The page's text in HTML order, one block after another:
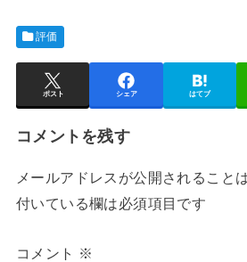
評価
ポスト シェア はてブ
コメントを残す
メールアドレスが公開されること
付いている欄は必須項目です
コメント ※